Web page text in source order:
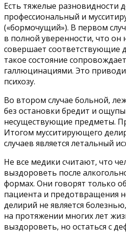
Есть тяжелые разновидности
профессиональный и
(«бормочущий»). В первом
в полной уверенности, что он
совершает соответствующие
такое состояние
галлюцинациями. Это
психозу.
Во втором случае больной,
без остановки бредит и
несуществующие предметы.
Итогом мусситирующего
случаев является летальный
Не все медики считают, что
выздороветь после
формах. Они говорят только
пациента и предотвращения
делирий не является
на протяжении многих лет
выздороветь, но остаться с